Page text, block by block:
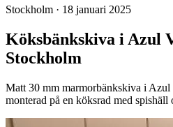
Stockholm · 18 januari 2025
Köksbänkskiva i Azul
Stockholm
Matt 30 mm marmorbänkskiva i
monterad på en köksrad med